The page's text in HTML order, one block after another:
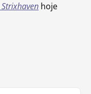
Strixhaven hoje